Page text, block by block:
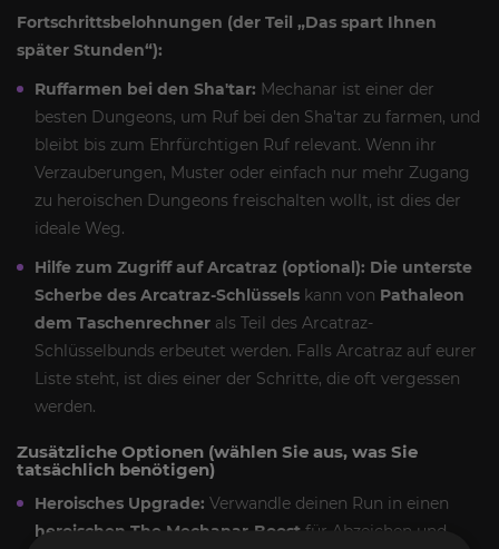
Fortschrittsbelohnungen (der Teil „Das spart Ihnen
später Stunden“):
Ruffarmen bei den Sha'tar: Mechanar ist einer der
besten Dungeons, um Ruf bei den Sha'tar zu farmen, und
bleibt bis zum Ehrfürchtigen Ruf relevant. Wenn ihr
Verzauberungen, Muster oder einfach nur mehr Zugang
zu heroischen Dungeons freischalten wollt, ist dies der
ideale Weg.
Hilfe zum Zugriff auf Arcatraz (optional): Die unterste
Scherbe des Arcatraz-Schlüssels kann von Pathaleon
dem Taschenrechner als Teil des Arcatraz-
Schlüsselbunds erbeutet werden. Falls Arcatraz auf eurer
Liste steht, ist dies einer der Schritte, die oft vergessen
werden.
Zusätzliche Optionen (wählen Sie aus, was Sie
tatsächlich benötigen)
Heroisches Upgrade: Verwandle deinen Run in einen
heroischen The Mechanar-Boost für Abzeichen und